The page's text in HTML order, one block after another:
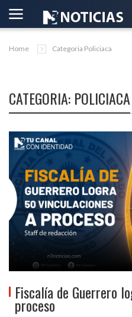
Home Categoria Policiaca
CATEGORIA: POLICIACA
Fiscalía de Guerrero
proceso